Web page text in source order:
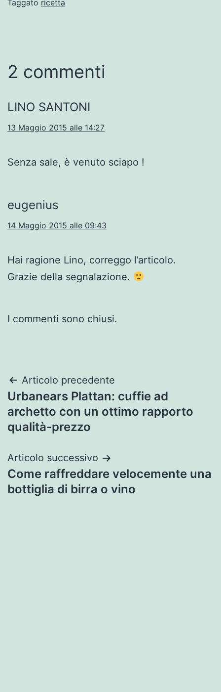
Taggato ricetta
2 commenti
LINO SANTONI
13 Maggio 2015 alle 14:27
Senza sale, è venuto sciapo !
eugenius
14 Maggio 2015 alle 09:43
Hai ragione Lino, correggo l’articolo.
Grazie della segnalazione.
I commenti sono chiusi.
Navigazione
articoli
Articolo precedente
Urbanears Plattan: cuffie ad
archetto con un ottimo rapporto
qualità-prezzo
Articolo successivo
Come raffreddare velocemente una
bottiglia di birra o vino